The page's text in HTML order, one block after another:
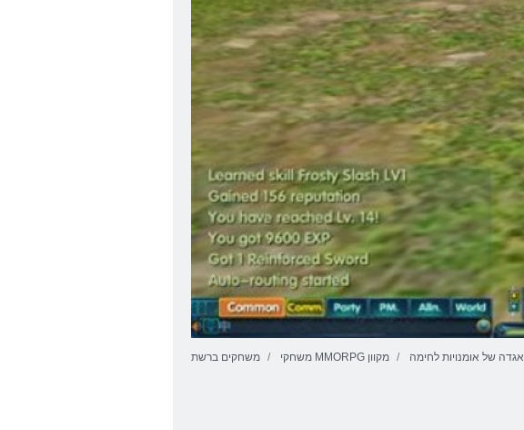
משחקים ברשת משחקי MMORPG מקוון אגדה של אומנויות לחימה